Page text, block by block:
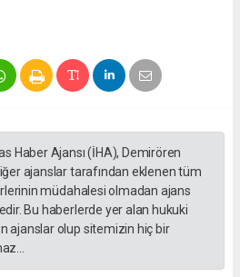
Haber Ajansı (İHA), Demirören
ajanslar tarafından eklenen tüm
müdahalesi olmadan ajans
Bu haberlerde yer alan hukuki
ajanslar olup sitemizin hiç bir